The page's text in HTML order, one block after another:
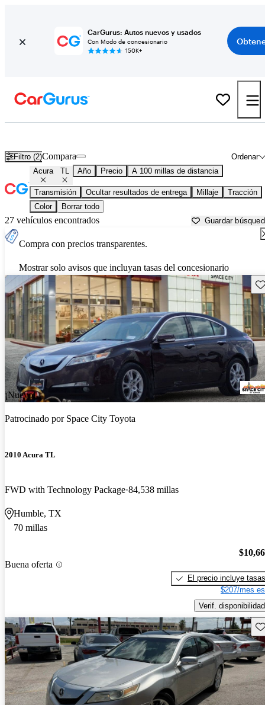
CarGurus: Autos nuevos y usados
Con Modo de concesionario
150K+
Filtro (2) Ordenar
Compara
Acura TL Año Precio A 100 millas de distancia
Transmisión Ocultar resultados de entrega Millaje
Tracción
Color
Borrar todo
27 vehículos encontrados Guardar
Compra con precios transparentes.
Mostrar solo avisos que incluyan tasas del concesionario
¡Nuevo!
Patrocinado por Space City Toyota
2010 Acura TL
FWD with Technology Package 84,538 millas
Humble, TX
70 millas
Buena oferta
El precio incluye tasas
$207/mes
Verif. disponibilidad